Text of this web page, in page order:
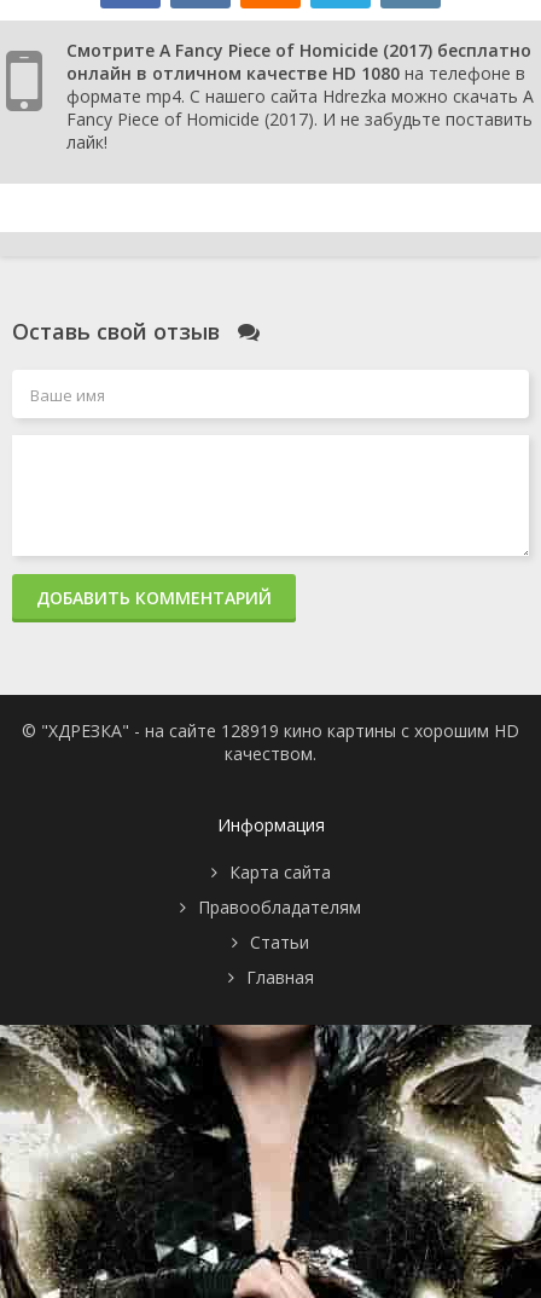
Смотрите A Fancy Piece of Homicide (2017) бесплатно
онлайн в отличном качестве HD 1080 на телефоне в
формате mp4. С нашего сайта Hdrezka можно скачать A
Fancy Piece of Homicide (2017). И не забудьте поставить
лайк!
Оставь свой отзыв
ДОБАВИТЬ КОММЕНТАРИЙ
© "ХДРЕЗКА" - на сайте 128919 кино картины с хорошим HD
качеством.
Информация
Карта сайта
Правообладателям
Статьи
Главная